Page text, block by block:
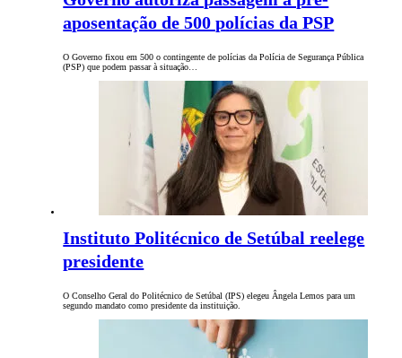
aposentação de 500 polícias da PSP
O Governo fixou em 500 o contingente de polícias da Polícia de Segurança Pública
(PSP) que podem passar à situação…
Instituto Politécnico de Setúbal reelege
presidente
O Conselho Geral do Politécnico de Setúbal (IPS) elegeu Ângela Lemos para um
segundo mandato como presidente da instituição.